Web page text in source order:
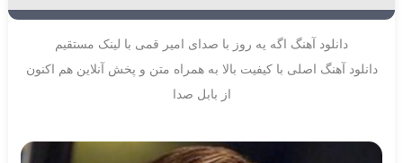
دانلود آهنگ اگه یه روز با صدای امیر قمی با لینک مستقیم
دانلود آهنگ اصلی با کیفیت بالا به همراه متن و پخش آنلاین هم اکنون
از بابل صدا